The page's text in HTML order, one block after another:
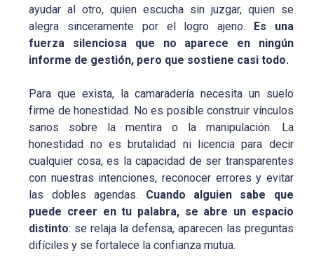
ayudar al otro, quien escucha sin juzgar, quien se
alegra sinceramente por el logro ajeno. Es una
fuerza silenciosa que no aparece en ningún
informe de gestión, pero que sostiene casi todo.
Para que exista, la camaradería necesita un suelo
firme de honestidad. No es posible construir vínculos
sanos sobre la mentira o la manipulación. La
honestidad no es brutalidad ni licencia para decir
cualquier cosa; es la capacidad de ser transparentes
con nuestras intenciones, reconocer errores y evitar
las dobles agendas. Cuando alguien sabe que
puede creer en tu palabra, se abre un espacio
distinto: se relaja la defensa, aparecen las preguntas
difíciles y se fortalece la confianza mutua.